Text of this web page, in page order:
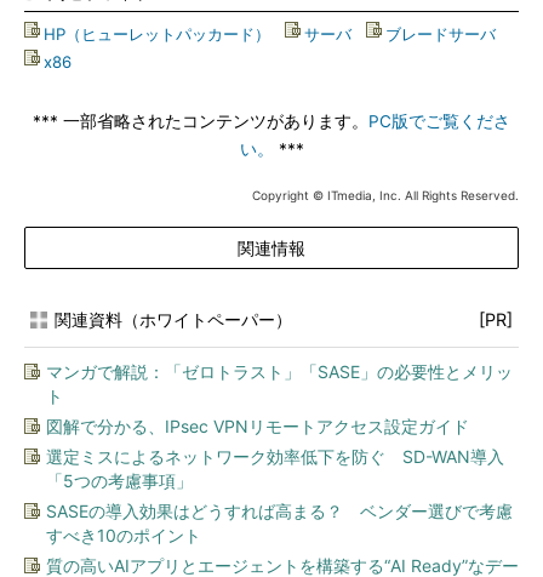
HP（ヒューレットパッカード） サーバ| ブレードサーバ|
x86
*** 一部省略されたコンテンツがあります。 PC版でご覧くださ
い。
***
Copyright © ITmedia, Inc. All Rights Reserved.
関連情報
関連資料（ホワイトペーパー） [PR]
マンガで解説：「ゼロトラスト」「SASE」の必要性とメリッ
ト
図解で分かる、IPsec VPNリモートアクセス設定ガイド
選定ミスによるネットワーク効率低下を防ぐ SD-WAN導入
「5つの考慮事項」
SASEの導入効果はどうすれば高まる？ ベンダー選びで考慮
すべき10のポイント
質の高いAIアプリとエージェントを構築する“AI Ready”なデー